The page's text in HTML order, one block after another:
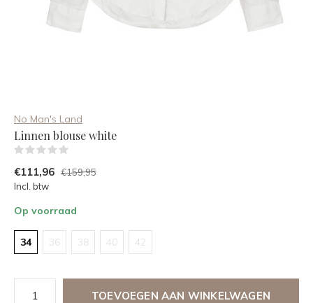
No Man's Land
Linnen blouse white
€111,96 €159,95
Incl. btw
Op voorraad
34 36 38 40 42
TOEVOEGEN AAN WINKELWAGEN